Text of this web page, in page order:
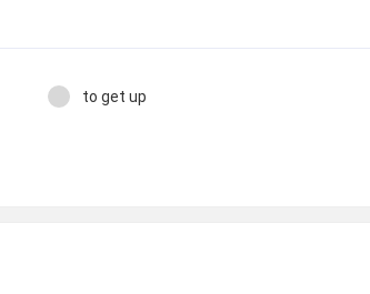
to get up